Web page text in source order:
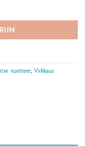
itse -tuotteet, Virkkaus